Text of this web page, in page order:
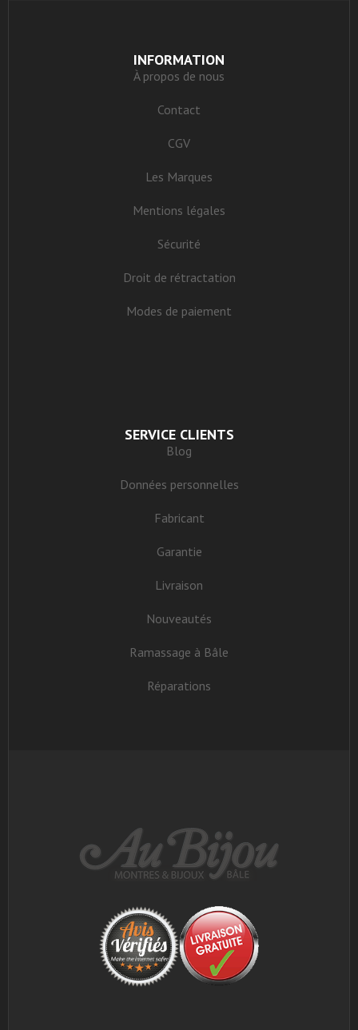
INFORMATION
À propos de nous
Contact
CGV
Les Marques
Mentions légales
Sécurité
Droit de rétractation
Modes de paiement
SERVICE CLIENTS
Blog
Données personnelles
Fabricant
Garantie
Livraison
Nouveautés
Ramassage à Bâle
Réparations